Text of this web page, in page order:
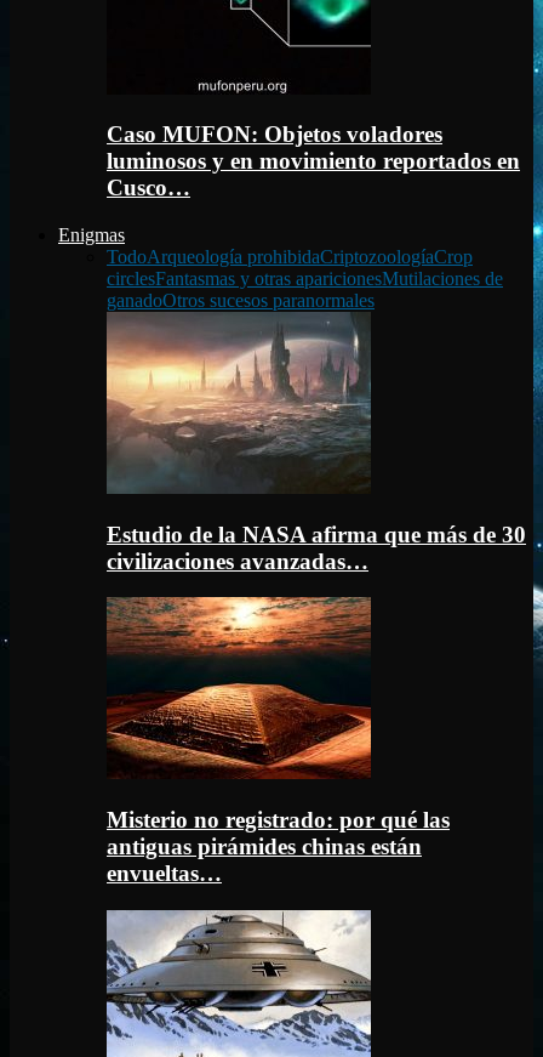
Caso MUFON: Objetos voladores
luminosos y en movimiento reportados en
Cusco…
Enigmas
TodoArqueología prohibidaCriptozoologíaCrop
circlesFantasmas y otras aparicionesMutilaciones de
ganadoOtros sucesos paranormales
Estudio de la NASA afirma que más de 30
civilizaciones avanzadas…
Misterio no registrado: por qué las
antiguas pirámides chinas están
envueltas…